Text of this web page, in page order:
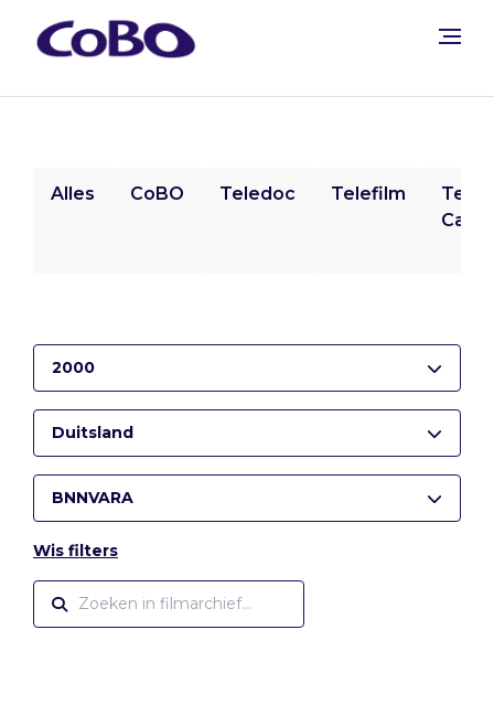
Alles CoBO Teledoc Telefilm
2000
Duitsland
BNNVARA
Wis filters